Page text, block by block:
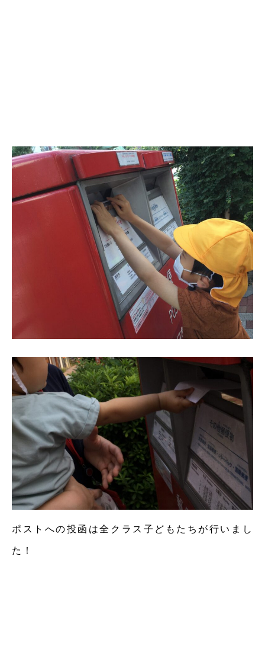
ポストへの投函は全クラス子どもたちが行いまし
た！